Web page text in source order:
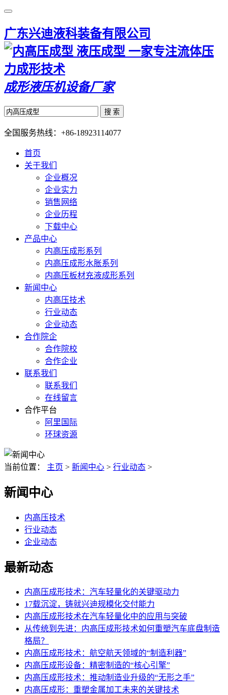
广东兴迪液科装备有限公司
一家专注流体压
力成形技术
成形液压机设备厂家
搜 索
全国服务热线： +86-18923114077
首页
关于我们
企业概况
企业实力
销售网络
企业历程
下载中心
产品中心
内高压成形系列
内高压成形水胀系列
内高压板材充液成形系列
新闻中心
内高压技术
行业动态
企业动态
合作院企
合作院校
合作企业
联系我们
联系我们
在线留言
合作平台
阿里国际
环球资源
当前位置： 主页 > 新闻中心 > 行业动态 >
新闻中心
内高压技术
行业动态
企业动态
最新动态
内高压成形技术：汽车轻量化的关键驱动力
17载沉淀，铸就兴迪规模化交付能力
内高压成形技术在汽车轻量化中的应用与突破
从传统到先进：内高压成形技术如何重塑汽车底盘制造
格局？
内高压成形技术：航空航天领域的“制造利器”
内高压成形设备：精密制造的“核心引擎”
内高压成形技术：推动制造业升级的“无形之手”
内高压成形：重塑金属加工未来的关键技术